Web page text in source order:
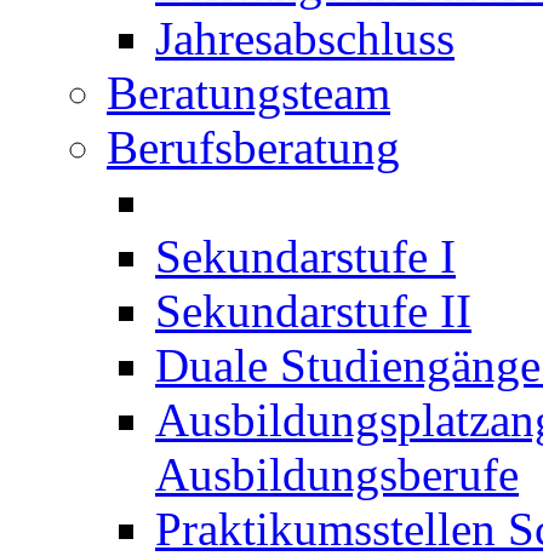
Jahresabschluss
Beratungsteam
Berufsberatung
Sekundarstufe I
Sekundarstufe II
Duale
Ausbildungsberufe
Praktikumsstellen